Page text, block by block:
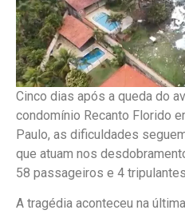
Cinco dias após a queda do
condomínio Recanto Florido
Paulo, as dificuldades
que atuam nos
58 passageiros e 4
A tragédia aconteceu na